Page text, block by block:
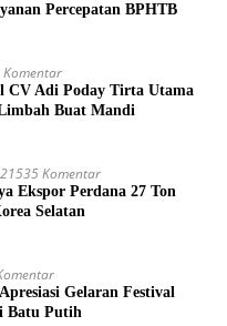
Percepatan BPHTB
CV Adi Poday Tirta Utama
Buat Mandi
21535 Komentar
Ekspor Perdana 27 Ton
Selatan
Gelaran Festival
Batu Putih